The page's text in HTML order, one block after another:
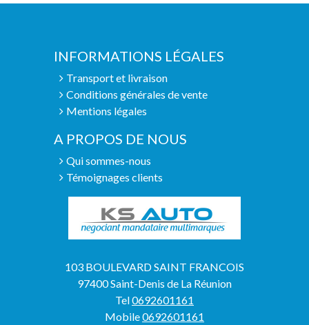
INFORMATIONS LÉGALES
Transport et livraison
Conditions générales de vente
Mentions légales
A PROPOS DE NOUS
Qui sommes-nous
Témoignages clients
103 BOULEVARD SAINT FRANCOIS
97400 Saint-Denis de La Réunion
Tel0692601161
Mobile0692601161